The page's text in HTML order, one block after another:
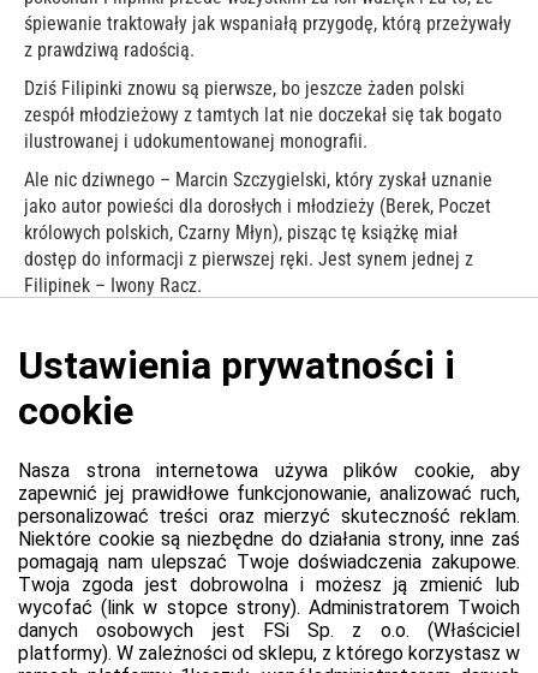
śpiewanie traktowały jak wspaniałą przygodę, którą przeżywały
z prawdziwą radością.
Dziś Filipinki znowu są pierwsze, bo jeszcze żaden polski
zespół młodzieżowy z tamtych lat nie doczekał się tak bogato
ilustrowanej i udokumentowanej monografii.
Ale nic dziwnego – Marcin Szczygielski, który zyskał uznanie
jako autor powieści dla dorosłych i młodzieży (Berek, Poczet
królowych polskich, Czarny Młyn), pisząc tę książkę miał
dostęp do informacji z pierwszej ręki. Jest synem jednej z
Filipinek – Iwony Racz.
Dołączona do albumu płyta zawiera 25 nigdy wcześniej
niepublikowanych, a nawet nie emitowanych w radio utworów
Filipinek z lat 1962 – 1970.
Platforma
Informacje o platformie
Regulamin dla kupujących
Polityka prywatności platformy
Zgłoś błąd lub naruszenie